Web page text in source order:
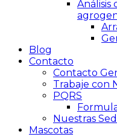
Análisis
Blog
Contacto
Contacto
Trabaje con
PQRS
Nuestras
Mascotas